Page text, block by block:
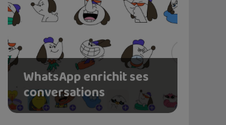
WhatsApp enrichit ses
conversations